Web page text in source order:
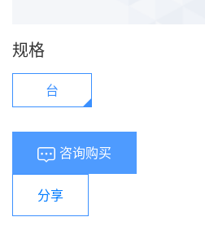
规格
台
咨询购买
分享